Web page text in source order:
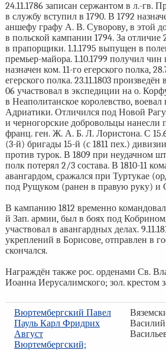
24.11.1786 записан сержантом в л.-гв.
в службу вступил в 1790. В 1792
аншефу графу А. В. Суворову, в этой
в польской кампании 1794. За отличие
в прапорщики. 1.1.1795 выпущен в
премьер-майора. 1.10.1799 получил чин
назначен ком. 11-го егерского полка,
егерского полка. 23.11.1803
06 участвовал в экспедиции на о.
в Неаполитанское королевство, воевал
Адриатики. Отличился под Новой
и черногорские добровольцы нанесли
франц. ген. Ж. А. Б. Л. Лористона. С
(3-й) бригады 15-й (с 1811 пех.)
против турок. В 1809 при неудачном
полк потерял 2/3 состава. В 1810-11
авангардом, сражался при Туртукае
под Рущуком (ранен в правую руку) и
В кампанию 1812 временно
й Зап. армии, был в боях под
участвовал в авангардных делах.
укреплений в Борисове, отправлен в
скончался.
Награждён также рос. орденами Св.
Иоанна Иерусалимского; зол. крестом
Вюртембергский Павел
Пауль Карл Фридрих
Август
Вюртембергский;
Василий